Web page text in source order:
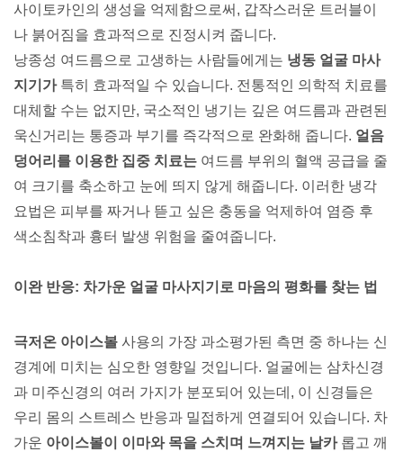
사이토카인의 생성을 억제함으로써, 갑작스러운 트러블이
나 붉어짐을 효과적으로 진정시켜 줍니다.
낭종성 여드름으로 고생하는 사람들에게는 냉동 얼굴 마사
지기가특히 효과적일 수 있습니다. 전통적인 의학적 치료를
대체할 수는 없지만, 국소적인 냉기는 깊은 여드름과 관련된
욱신거리는 통증과 부기를 즉각적으로 완화해 줍니다. 얼음
덩어리를 이용한 집중 치료는 여드름 부위의 혈액 공급을 줄
여 크기를 축소하고 눈에 띄지 않게 해줍니다. 이러한 냉각
요법은 피부를 짜거나 뜯고 싶은 충동을 억제하여 염증 후
색소침착과 흉터 발생 위험을 줄여줍니다.
이완 반응: 차가운 얼굴 마사지기로 마음의 평화를 찾는 법
극저온 아이스볼 사용의 가장 과소평가된 측면 중 하나는 신
경계에 미치는 심오한 영향일 것입니다. 얼굴에는 삼차신경
과 미주신경의 여러 가지가 분포되어 있는데, 이 신경들은
우리 몸의 스트레스 반응과 밀접하게 연결되어 있습니다. 차
가운 아이스볼이 이마와 목을 스치며 느껴지는 날카롭고 깨